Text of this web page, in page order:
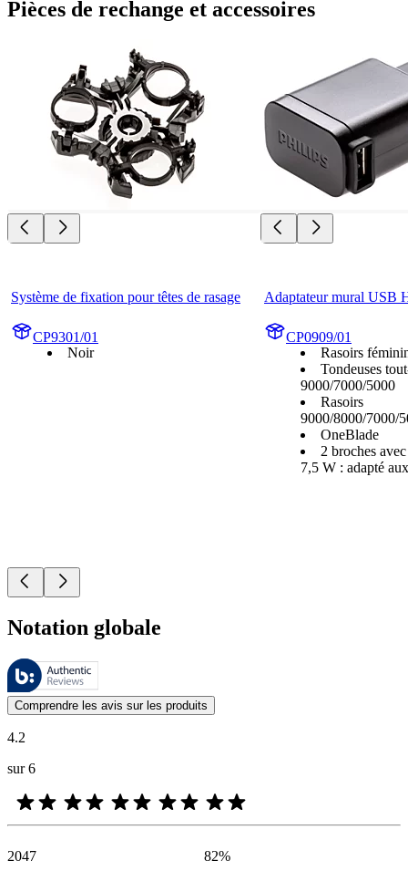
Pièces de rechange et accessoires
Système de fixation pour têtes de rasage
CP9301/01
Noir
Adaptateur mural USB
CP0909/01
Rasoirs
Tondeuses
9000/7000/5000
Rasoirs
9000/8000/7000/
OneBlade
2 broches
7,5 W : adapté
Notation globale
Ces évaluations sont gérées par Bazaarvoice et sont conformes à la
Les avis des clients exprimés sous forme d'évaluations de produits
Comprendre les avis sur les produits
4.2
sur 6
2047
82%